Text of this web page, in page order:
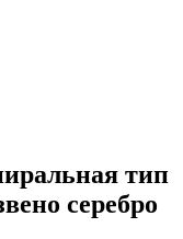
тип
серебро